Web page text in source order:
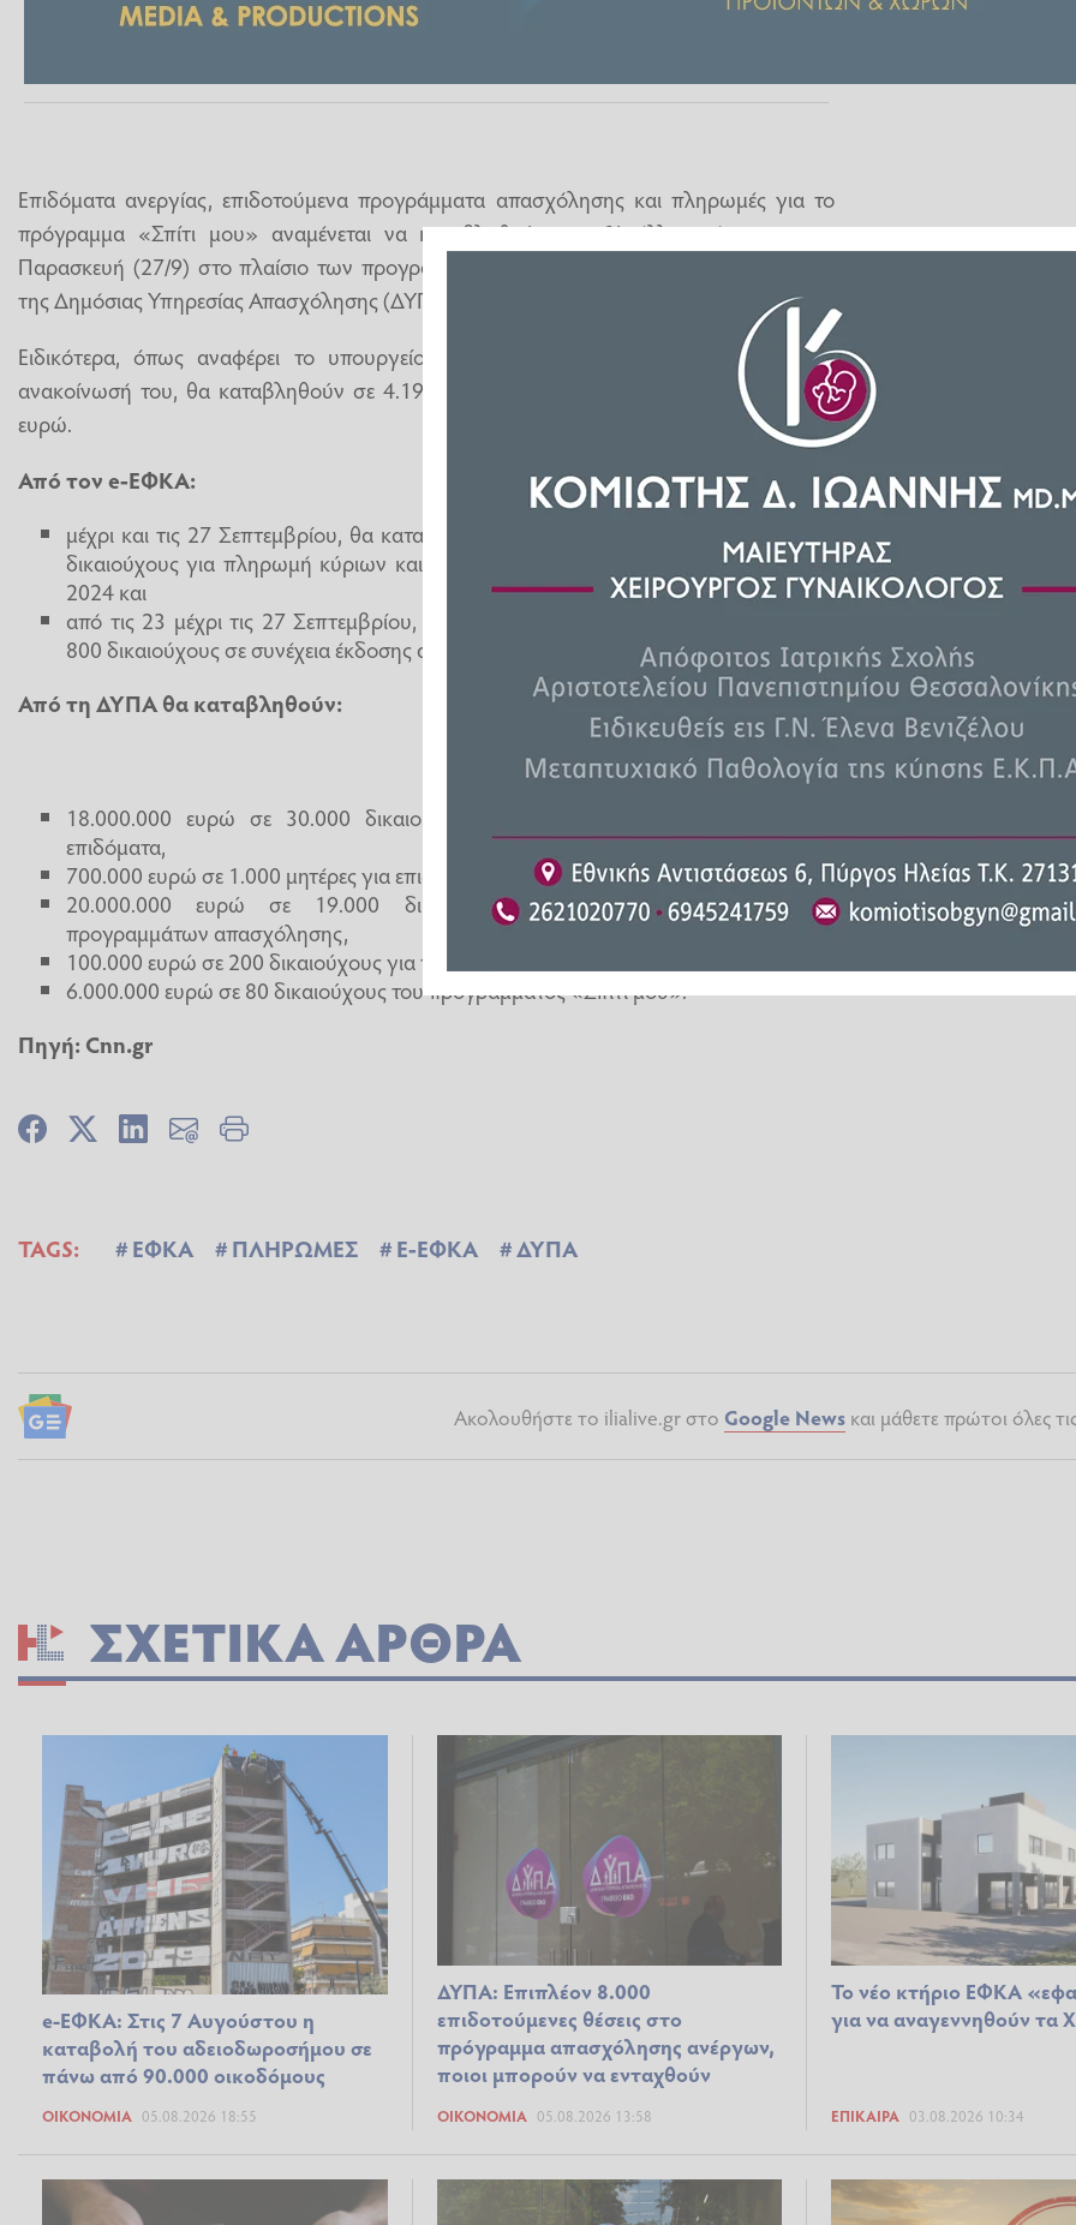
Επιδόματα ανεργίας, επιδοτούμενα προγράμματα απασχόλησης και πληρωμές για το
πρόγραμμα «Σπίτι μου» αναμένεται να καταβληθούν, μεταξύ άλλων, έως και την
Παρασκευή (27/9) στο πλαίσιο των προγραμματισμένων καταβολών του
της Δημόσιας Υπηρεσίας Απασχόλησης (ΔΥΠΑ).
Ειδικότερα, όπως αναφέρει το υπουργείο Εργασίας και Κοινωνικής Ασφάλισης σε
ανακοίνωσή του, θα καταβληθούν σε 4.197.273 δικαιούχους συνολικά 2.311.018.321
ευρώ.
Από τον e-ΕΦΚΑ:
μέχρι και τις 27 Σεπτεμβρίου, θα καταβληθούν 2.248.918.321 ευρώ σε 4.146.194
δικαιούχους για πληρωμή κύριων και επικουρικών συντάξεων μηνός Οκτωβρίου
2024 και
από τις 23 μέχρι τις 27 Σεπτεμβρίου, θα έχουν καταβληθεί 17.3000.000 ευρώ σε
800 δικαιούχους σε συνέχεια έκδοσης αποφάσεων για εφάπαξ.
Από τη ΔΥΠΑ θα καταβληθούν:
18.000.000 ευρώ σε 30.000 δικαιούχους για επιδόματα ανεργίας και λοιπά
επιδόματα,
700.000 ευρώ σε 1.000 μητέρες για επιδοτούμενη άδεια μητρότητας,
20.000.000 ευρώ σε 19.000 δικαιούχους στο πλαίσιο επιδοτούμενων
προγραμμάτων απασχόλησης,
100.000 ευρώ σε 200 δικαιούχους για προγράμματα κοινωφελούς χαρακτήρα και
6.000.000 ευρώ σε 80 δικαιούχους του προγράμματος «Σπίτι μου».
Πηγή: Cnn.gr
TAGS: ΕΦΚΑ ΠΛΗΡΩΜΕΣ E-ΕΦΚΑ ΔΥΠΑ
Ακολουθήστε το ilialive.gr στο Google Newsκαι μάθετε πρώτοι όλες
ΣΧΕΤΙΚΆ ΆΡΘΡΑ
e-ΕΦΚΑ: Στις 7 Αυγούστου η
καταβολή του αδειοδωροσήμου σε
πάνω από 90.000 οικοδόμους
ΟΙΚΟΝΟΜΊΑ 05.08.2026 18:55
ΔΥΠΑ: Επιπλέον 8.000
επιδοτούμενες θέσεις στο
πρόγραμμα απασχόλησης ανέργων,
ποιοι μπορούν να ενταχθούν
ΟΙΚΟΝΟΜΊΑ 05.08.2026 13:58
Το νέο κτήριο ΕΦΚΑ
για να αναγεννηθούν τα
ΕΠΊΚΑΙΡΑ 03.08.2026 10:34